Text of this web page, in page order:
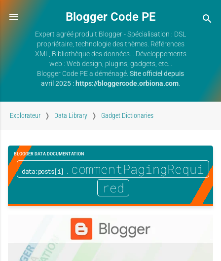
Blogger Code PE
Expert agréé produit Blogger - Spécialisation : DSL
propriétaire, technologie des thèmes. Références
XML, Bibliothèque des données... Développements
web : Web design, plugins, gadgets, etc...
Blogger Code PE a déménagé. Site officiel depuis
avril 2025 : https://bloggercode.orbiona.com.
Explorateur Data Library Gadget Dictionaries
data:posts[i] .commentPagingRequi
red
BLOGGER DATA DOCUMENTATION